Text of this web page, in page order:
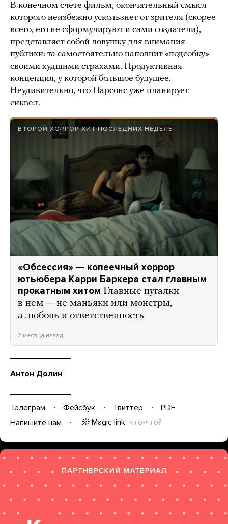
В конечном счете фильм, окончательный смысл
которого неизбежно ускользнет от зрителя (скорее
всего, его не сформулируют и сами создатели),
представляет собой ловушку для внимания
публики: та самостоятельно наполнит «подсобку»
своими худшими страхами. Продуктивная
концепция, у которой большое будущее.
Неудивительно, что Парсонс уже планирует
сиквел.
ВТОРОЙ ХОРРОР-ХИТ ПОСЛЕДНИХ НЕДЕЛЬ
«Обсессия» — копеечный хоррор
ютьюбера Карри Баркера стал главным
прокатным хитом Главные пугалки
в нем — не маньяки или монстры,
а любовь и ответственность
2 месяца назад
Антон Долин
Телеграм Фейсбук Твиттер
PDF
Напишите нам
Magic link Что-что?